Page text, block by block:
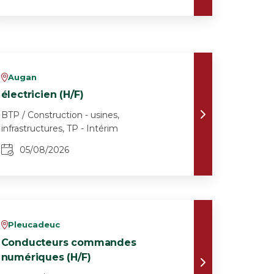
vAugan
électricien (H/F)
BTP / Construction - usines,
infrastructures, TP - Intérim
05/08/2026
vPleucadeuc
Conducteurs commandes
numériques (H/F)